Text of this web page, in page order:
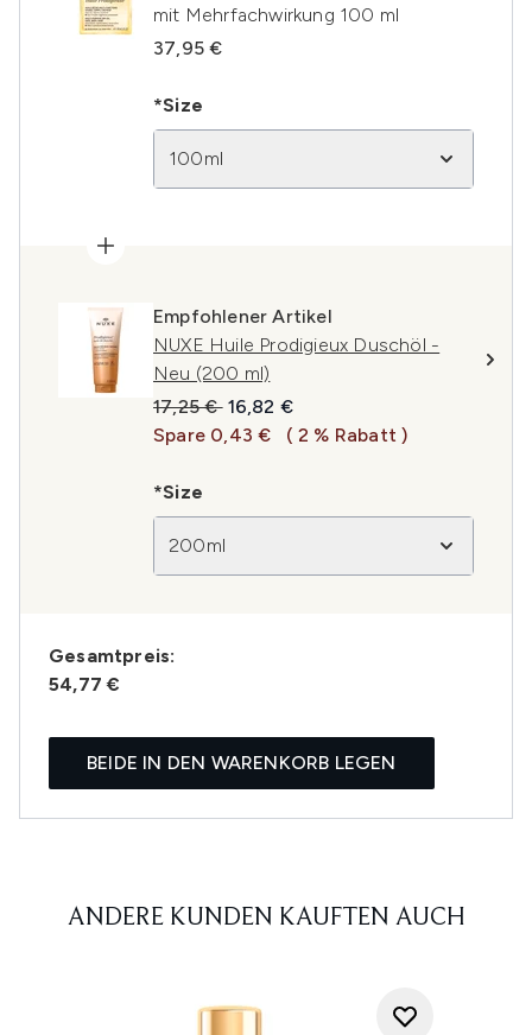
mit Mehrfachwirkung 100 ml
37,95 €
*Size
100ml
Empfohlener Artikel
NUXE Huile Prodigieux Duschöl -
Neu (200 ml)
Unverbindliche Preisempfehlung:
17,25 € Aktueller Preis:
16,82 €
Spare 0,43 €
( 2 % Rabatt )
*Size
200ml
Gesamtpreis:
54,77 €
BEIDE IN DEN WARENKORB LEGEN
ANDERE KUNDEN KAUFTEN AUCH